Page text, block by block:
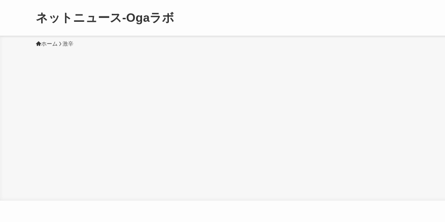
ネットニュース-Ogaラボ
ホーム 激辛